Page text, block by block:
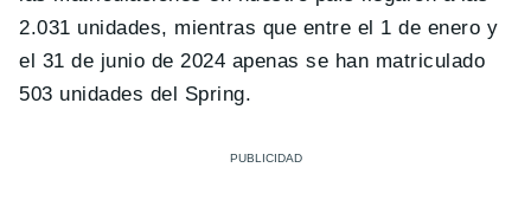
2.031 unidades, mientras que entre el 1 de enero y
el 31 de junio de 2024 apenas se han matriculado
503 unidades del Spring.